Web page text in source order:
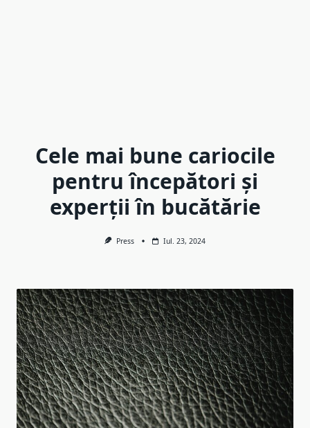
Cele mai bune cariocile
pentru începători și
experții în bucătărie
Press Iul. 23, 2024